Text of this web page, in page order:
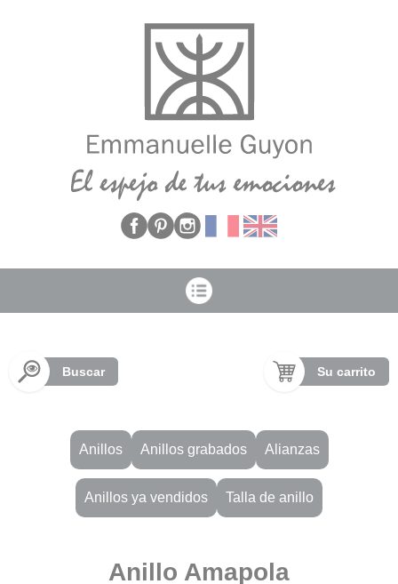
Buscar Su carrito
Anillos Anillos grabados Alianzas
Anillos ya vendidos Talla de anillo
Anillo Amapola